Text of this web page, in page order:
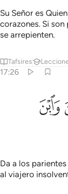
Su Señor es
corazones. Si
se arrepienten.
Tafsires
17:26
٢٦
تَبْذِيرًا ٢٦
ﳂ
Da a los
al viajero